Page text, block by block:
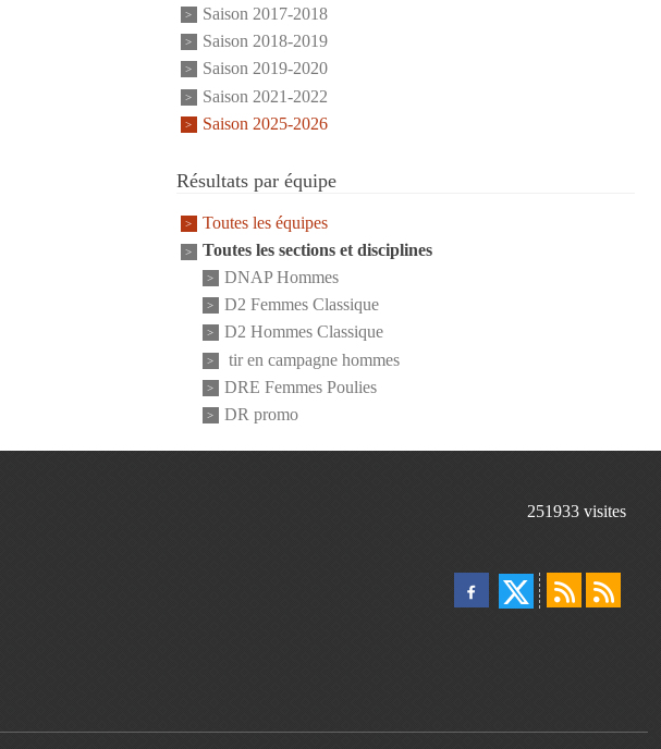
Saison 2017-2018
Saison 2018-2019
Saison 2019-2020
Saison 2021-2022
Saison 2025-2026
Résultats par équipe
Toutes les équipes
Toutes les sections et disciplines
DNAP Hommes
D2 Femmes Classique
D2 Hommes Classique
tir en campagne hommes
DRE Femmes Poulies
DR promo
251933 visites